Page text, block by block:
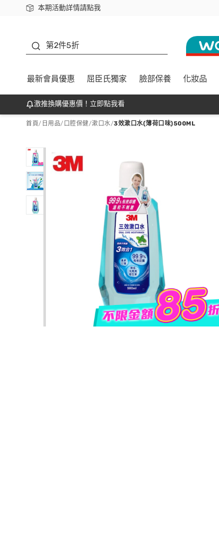
本期活動詳情請點我
下載app最高回饋$350
第2件5折
最新會員優惠 屈臣氏獨家 臉部保養 化妝品
激推換購優惠價！立即點我看
首頁/ 日用品/ 口腔保健/漱口水/3效漱口水(薄荷口味)500ML